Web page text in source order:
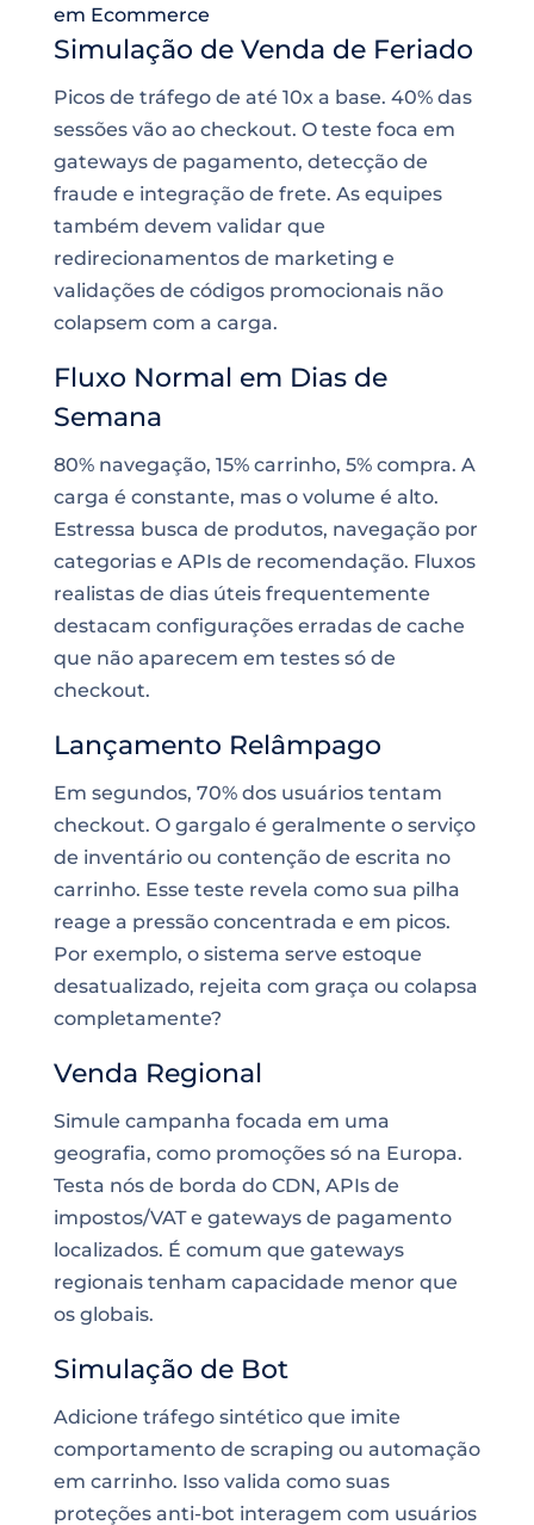
em Ecommerce
Simulação de Venda de Feriado
Picos de tráfego de até 10x a base. 40% das
sessões vão ao checkout. O teste foca em
gateways de pagamento, detecção de
fraude e integração de frete. As equipes
também devem validar que
redirecionamentos de marketing e
validações de códigos promocionais não
colapsem com a carga.
Fluxo Normal em Dias de
Semana
80% navegação, 15% carrinho, 5% compra. A
carga é constante, mas o volume é alto.
Estressa busca de produtos, navegação por
categorias e APIs de recomendação. Fluxos
realistas de dias úteis frequentemente
destacam configurações erradas de cache
que não aparecem em testes só de
checkout.
Lançamento Relâmpago
Em segundos, 70% dos usuários tentam
checkout. O gargalo é geralmente o serviço
de inventário ou contenção de escrita no
carrinho. Esse teste revela como sua pilha
reage a pressão concentrada e em picos.
Por exemplo, o sistema serve estoque
desatualizado, rejeita com graça ou colapsa
completamente?
Venda Regional
Simule campanha focada em uma
geografia, como promoções só na Europa.
Testa nós de borda do CDN, APIs de
impostos/VAT e gateways de pagamento
localizados. É comum que gateways
regionais tenham capacidade menor que
os globais.
Simulação de Bot
Adicione tráfego sintético que imite
comportamento de scraping ou automação
em carrinho. Isso valida como suas
proteções anti-bot interagem com usuários